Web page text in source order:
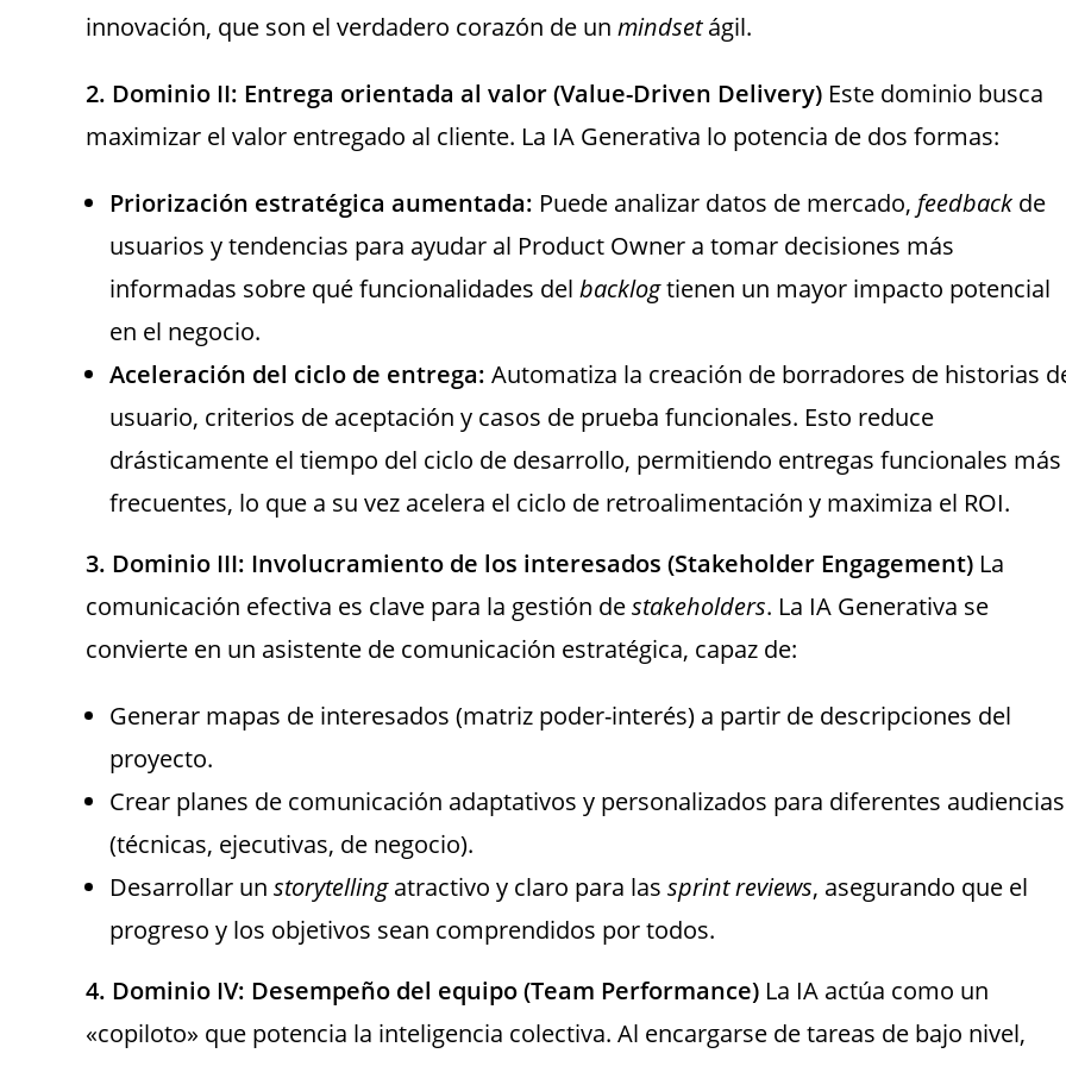
innovación, que son el verdadero corazón de un mindsetágil.
2. Dominio II: Entrega orientada al valor (Value-Driven Delivery) Este dominio busca
maximizar el valor entregado al cliente. La IA Generativa lo potencia de dos formas:
Priorización estratégica aumentada: Puede analizar datos de mercado, feedback de
usuarios y tendencias para ayudar al Product Owner a tomar decisiones más
informadas sobre qué funcionalidades del backlogtienen un mayor impacto potencial
en el negocio.
Aceleración del ciclo de entrega: Automatiza la creación de borradores de historias
usuario, criterios de aceptación y casos de prueba funcionales. Esto reduce
drásticamente el tiempo del ciclo de desarrollo, permitiendo entregas funcionales más
frecuentes, lo que a su vez acelera el ciclo de retroalimentación y maximiza el ROI.
3. Dominio III: Involucramiento de los interesados (Stakeholder Engagement) La
comunicación efectiva es clave para la gestión destakeholders. La IA Generativa se
convierte en un asistente de comunicación estratégica, capaz de:
Generar mapas de interesados (matriz poder-interés) a partir de descripciones del
proyecto.
Crear planes de comunicación adaptativos y personalizados para diferentes audiencias
(técnicas, ejecutivas, de negocio).
Desarrollar un storytellingatractivo y claro para las sprint reviews, asegurando que el
progreso y los objetivos sean comprendidos por todos.
4. Dominio IV: Desempeño del equipo (Team Performance) La IA actúa como un
«copiloto» que potencia la inteligencia colectiva. Al encargarse de tareas de bajo nivel,